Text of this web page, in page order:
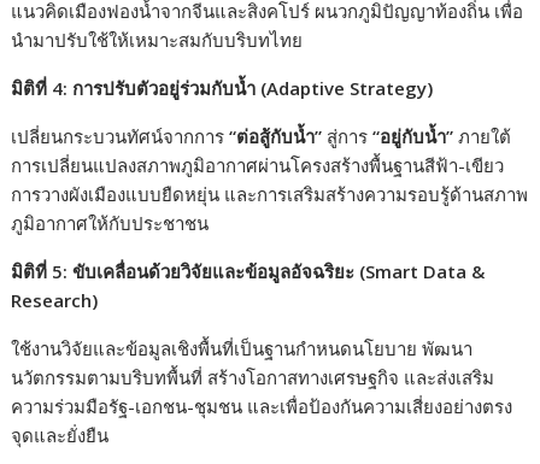
แนวคิดเมืองฟองน้ำจากจีนและสิงคโปร์ ผนวกภูมิปัญญาท้องถิ่น เพื่อ
นำมาปรับใช้ให้เหมาะสมกับบริบทไทย
มิติที่ 4: การปรับตัวอยู่ร่วมกับน้ำ (Adaptive Strategy)
เปลี่ยนกระบวนทัศน์จากการ“ต่อสู้กับน้ำ” สู่การ“อยู่กับน้ำ” ภายใต้
การเปลี่ยนแปลงสภาพภูมิอากาศผ่านโครงสร้างพื้นฐานสีฟ้า-เขียว
การวางผังเมืองแบบยืดหยุ่น และการเสริมสร้างความรอบรู้ด้านสภาพ
ภูมิอากาศให้กับประชาชน
มิติที่ 5: ขับเคลื่อนด้วยวิจัยและข้อมูลอัจฉริยะ (Smart Data &
Research)
ใช้งานวิจัยและข้อมูลเชิงพื้นที่เป็นฐานกำหนดนโยบาย พัฒนา
นวัตกรรมตามบริบทพื้นที่ สร้างโอกาสทางเศรษฐกิจ และส่งเสริม
ความร่วมมือรัฐ-เอกชน-ชุมชน และเพื่อป้องกันความเสี่ยงอย่างตรง
จุดและยั่งยืน